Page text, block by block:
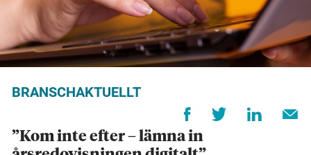
BRANSCHAKTUELLT
”Kom inte efter – lämna in